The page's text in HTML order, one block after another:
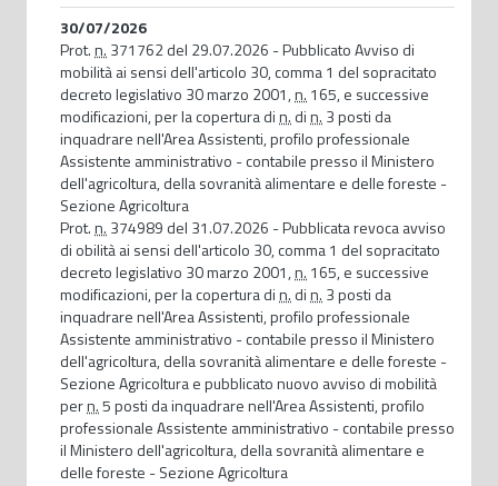
30/07/2026
Prot.n. 371762 del 29.07.2026 - Pubblicato Avviso di
mobilità ai sensi dell'articolo 30, comma 1 del sopracitato
decreto legislativo 30 marzo 2001,n. 165, e successive
modificazioni, per la copertura din. din. 3 posti da
inquadrare nell'Area Assistenti, profilo professionale
Assistente amministrativo - contabile presso il Ministero
dell'agricoltura, della sovranità alimentare e delle foreste -
Sezione Agricoltura
Prot.n. 374989 del 31.07.2026 - Pubblicata revoca avviso
di obilità ai sensi dell'articolo 30, comma 1 del sopracitato
decreto legislativo 30 marzo 2001,n. 165, e successive
modificazioni, per la copertura din. din. 3 posti da
inquadrare nell'Area Assistenti, profilo professionale
Assistente amministrativo - contabile presso il Ministero
dell'agricoltura, della sovranità alimentare e delle foreste -
Sezione Agricoltura e pubblicato nuovo avviso di mobilità
pern.5 posti da inquadrare nell'Area Assistenti, profilo
professionale Assistente amministrativo - contabile presso
il Ministero dell'agricoltura, della sovranità alimentare e
delle foreste - Sezione Agricoltura